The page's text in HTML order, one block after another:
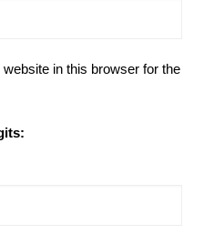
in this browser for the